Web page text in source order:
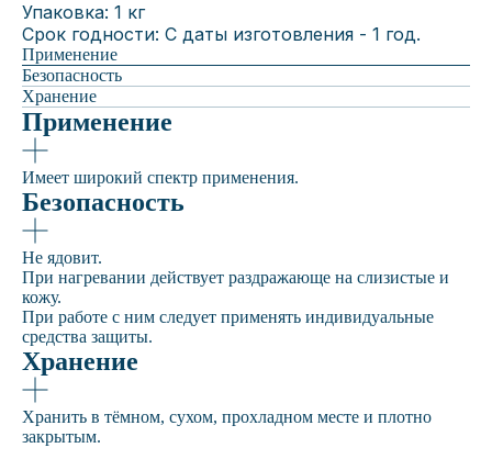
Упаковка: 1 кг
Срок годности: С даты изготовления - 1 год.
Применение
Безопасность
Хранение
Применение
Имеет широкий спектр применения.
Безопасность
Не ядовит.
При нагревании действует раздражающе на слизистые и
кожу.
При работе с ним следует применять индивидуальные
средства защиты.
Хранение
Хранить в тёмном, сухом, прохладном месте и плотно
закрытым.